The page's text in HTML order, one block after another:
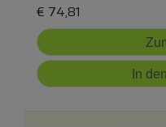
€ 74,81
In